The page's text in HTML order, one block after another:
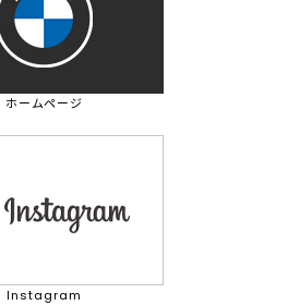
ホームページ
Instagram